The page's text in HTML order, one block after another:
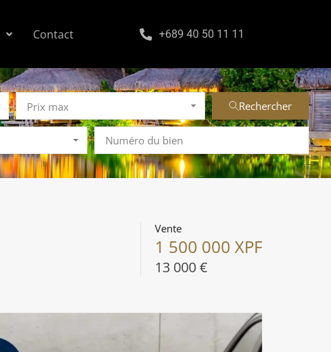
Contact +689 40 50 11 11
Prix max Rechercher
Vente
1 500 000 XPF
13 000 €